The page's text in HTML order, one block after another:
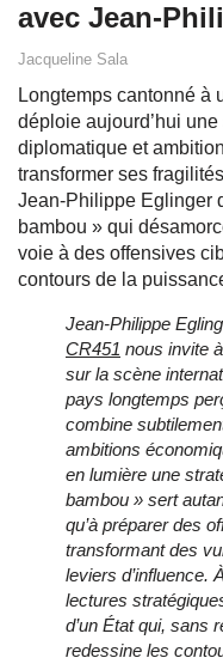
avec Jean-
Jacqueline Sala
Longtemps cantonné à
déploie aujourd’hui
diplomatique et
transformer ses
Jean‑Philippe Eglinger
bambou » qui
voie à des offensives
contours de la
Jean‑Philippe
CR451 nous invite
sur la scène
pays longtemps
combine
ambitions
en lumière une
bambou » sert
qu’à préparer des
transformant des
leviers d’influence.
lectures
d’un État qui, sans
redessine les